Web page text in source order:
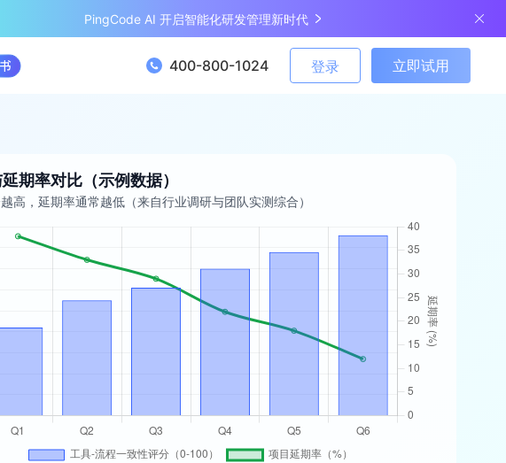
PingCode AI 开启智能化研发管理新时代
400-800-1024 登录 立即试用
期率对比（示例数据）
高，延期率通常越低（来自行业调研与团队实测综合）